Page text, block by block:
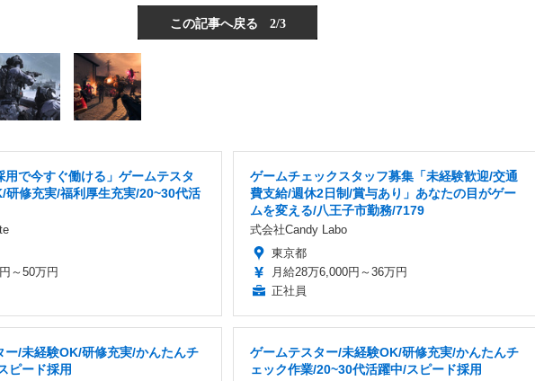
この記事へ戻る 2/3
用で今すぐ働ける」ゲームテスタ
研修充実/福利厚生充実/20~30代活
～50万円
ゲームチェックスタッフ募集「未経験歓迎/交通
費支給/週休2日制/賞与あり」あなたの目がゲー
ムを変える/八王子市勤務/7179
式会社Candy Labo
東京都
月給28万6,000円～36万円
正社員
ー/未経験OK/研修充実/かんたんチ
ピード採用
ゲームテスター/未経験OK/研修充実/かんたんチ
ェック作業/20~30代活躍中/スピード採用